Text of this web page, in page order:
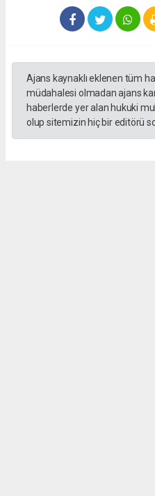
Ajans kaynaklı eklenen tüm
müdahalesi olmadan ajans
haberlerde yer alan hukuki
olup sitemizin hiç bir editörü